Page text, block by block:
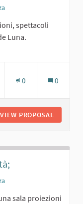
spettacoli
Luna.
0 0
VIEW PROPOSAL
sala proiezioni